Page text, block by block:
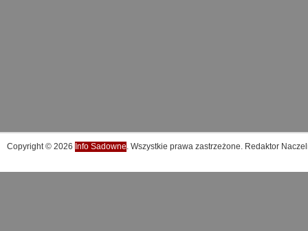
Copyright © 2026 Info Sadowne. Wszystkie prawa zastrzeżone. Redaktor